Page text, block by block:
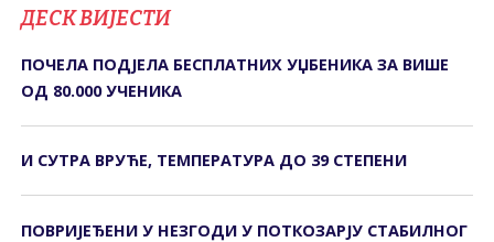
ДЕСК ВИЈЕСТИ
ПОЧЕЛА ПОДЈЕЛА БЕСПЛАТНИХ УЏБЕНИКА ЗА ВИШЕ
ОД 80.000 УЧЕНИКА
И СУТРА ВРУЋЕ, ТЕМПЕРАТУРА ДО 39 СТЕПЕНИ
ПОВРИЈЕЂЕНИ У НЕЗГОДИ У ПОТКОЗАРЈУ СTАБИЛНОГ